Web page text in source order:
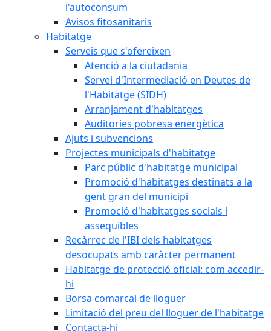
l'autoconsum
Avisos fitosanitaris
Habitatge
Serveis que s'ofereixen
Atenció a la ciutadania
Servei d'Intermediació en Deutes de
l'Habitatge (SIDH)
Arranjament d'habitatges
Auditories pobresa energètica
Ajuts i subvencions
Projectes municipals d'habitatge
Parc públic d'habitatge municipal
Promoció d'habitatges destinats a la
gent gran del municipi
Promoció d'habitatges socials i
assequibles
Recàrrec de l'IBI dels habitatges
desocupats amb caràcter permanent
Habitatge de protecció oficial: com accedir-
hi
Borsa comarcal de lloguer
Limitació del preu del lloguer de l'habitatge
Contacta-hi